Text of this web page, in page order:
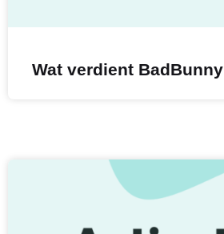
Wat verdient BadBunny